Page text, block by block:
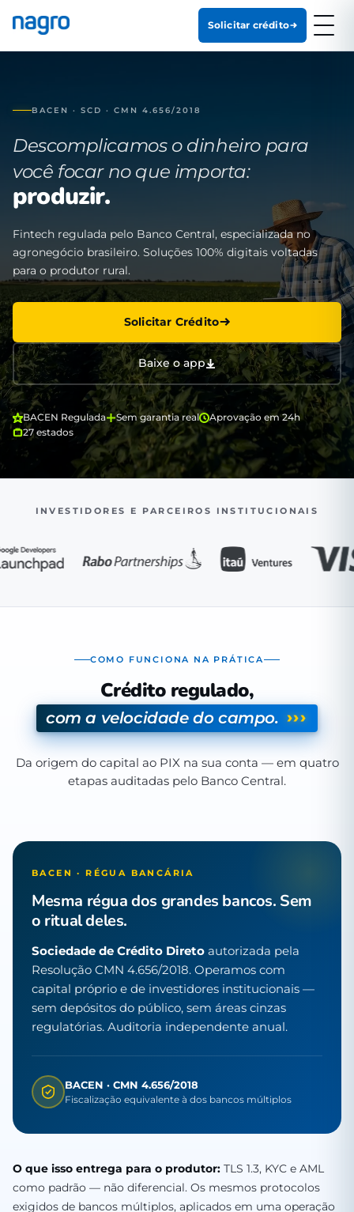
Solicitar crédito
BACEN · SCD · CMN 4.656/2018
Descomplicamos o dinheiro para
você focar no que importa:
produzir.
Fintech regulada pelo Banco Central, especializada no
agronegócio brasileiro. Soluções 100% digitais voltadas
para o produtor rural.
Solicitar Crédito
Baixe o app
BACEN Regulada Sem garantia real
Aprovação em 24h
27 estados
INVESTIDORES E PARCEIROS INSTITUCIONAIS
COMO FUNCIONA NA PRÁTICA
Crédito regulado,
com a velocidade do campo. ›››
Da origem do capital ao PIX na sua conta — em quatro
etapas auditadas pelo Banco Central.
BACEN · RÉGUA BANCÁRIA
Mesma régua dos grandes bancos. Sem
o ritual deles.
Sociedade de Crédito Direto autorizada pela
Resolução CMN 4.656/2018. Operamos com
capital próprio e de investidores institucionais —
sem depósitos do público, sem áreas cinzas
regulatórias. Auditoria independente anual.
BACEN · CMN 4.656/2018
Fiscalização equivalente à dos bancos múltiplos
O que isso entrega para o produtor: TLS 1.3, KYC e AML
como padrão — não diferencial. Os mesmos protocolos
exigidos de bancos múltiplos, aplicados em uma operação